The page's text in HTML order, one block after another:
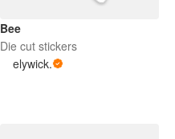
Bee
Die cut stickers
elywick.